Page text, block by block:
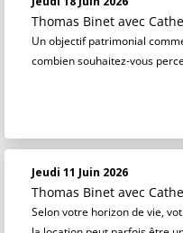
Thomas Binet avec
Un objectif patrimonial
combien souhaitez-vous
Jeudi 11 Juin 2026
Thomas Binet avec
Selon votre horizon de vie,